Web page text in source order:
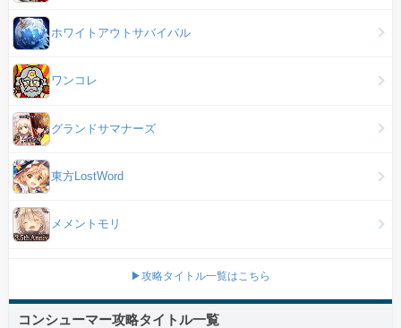
ホワイトアウトサバイバル
ワンコレ
グランドサマナーズ
東方LostWord
メメントモリ
▶攻略タイトル一覧はこちら
コンシューマー攻略タイトル一覧